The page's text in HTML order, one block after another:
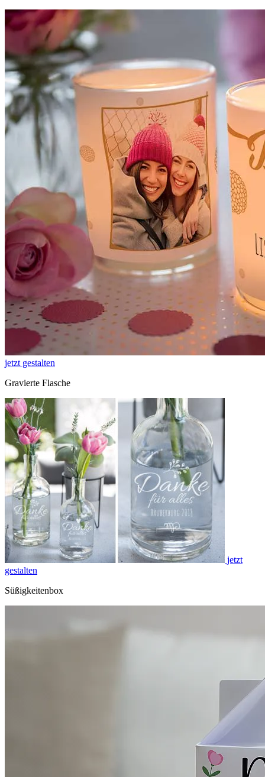
jetzt gestalten
Gravierte Flasche
jetzt
gestalten
Süßigkeitenbox